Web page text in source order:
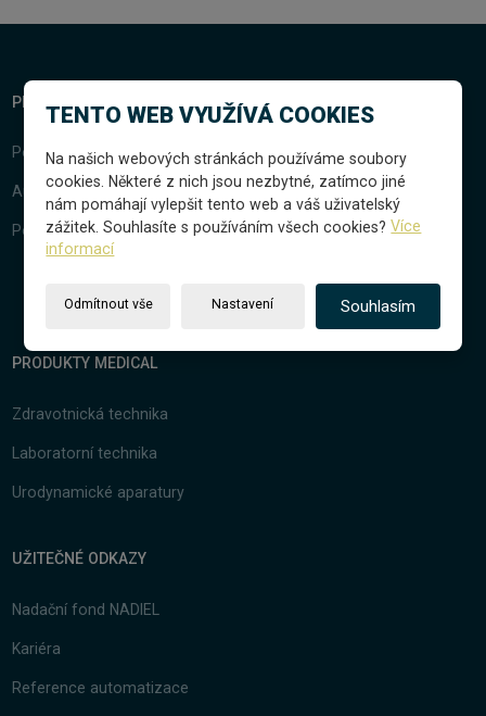
PRODUKTY AUTOMATIZACE
Potravinářsví a Medical
Automatizace aRobotizace
Podávací technika
PRODUKTY MEDICAL
Zdravotnická technika
Laboratorní technika
Urodynamické aparatury
UŽITEČNÉ ODKAZY
Nadační fond NADIEL
Kariéra
Reference automatizace
TENTO WEB VYUŽÍVÁ COOKIES
Na našich webových stránkách používáme soubory
cookies. Některé z nich jsou nezbytné, zatímco jiné
nám pomáhají vylepšit tento web a váš uživatelský
zážitek. Souhlasíte s používáním všech cookies?Více
informací
Odmítnout vše Nastavení Souhlasím